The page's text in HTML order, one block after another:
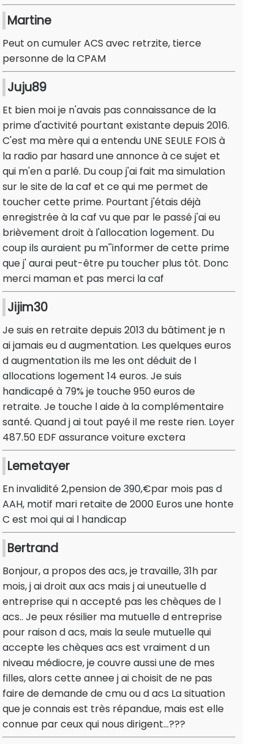
Martine
Peut on cumuler ACS avec retrzite, tierce
personne de la CPAM
Juju89
Et bien moi je n'avais pas connaissance de la
prime d'activité pourtant existante depuis 2016.
C'est ma mère qui a entendu UNE SEULE FOIS à
la radio par hasard une annonce à ce sujet et
qui m'en a parlé. Du coup j'ai fait ma simulation
sur le site de la caf et ce qui me permet de
toucher cette prime. Pourtant j'étais déjà
enregistrée à la caf vu que par le passé j'ai eu
brièvement droit à l'allocation logement. Du
coup ils auraient pu m''informer de cette prime
que j' aurai peut-être pu toucher plus tôt. Donc
merci maman et pas merci la caf
Jijim30
Je suis en retraite depuis 2013 du bâtiment je n
ai jamais eu d augmentation. Les quelques euros
d augmentation ils me les ont déduit de l
allocations logement 14 euros. Je suis
handicapé à 79% je touche 950 euros de
retraite. Je touche l aide à la complémentaire
santé. Quand j ai tout payé il me reste rien. Loyer
487.50 EDF assurance voiture exctera
Lemetayer
En invalidité 2,pension de 390,€par mois pas d
AAH, motif mari retaite de 2000 Euros une honte
C est moi qui ai l handicap
Bertrand
Bonjour, a propos des acs, je travaille, 31h par
mois, j ai droit aux acs mais j ai uneutuelle d
entreprise qui n accepté pas les chèques de l
acs.. Je peux résilier ma mutuelle d entreprise
pour raison d acs, mais la seule mutuelle qui
accepte les chèques acs est vraiment d un
niveau médiocre, je couvre aussi une de mes
filles, alors cette annee j ai choisit de ne pas
faire de demande de cmu ou d acs La situation
que je connais est très répandue, mais est elle
connue par ceux qui nous dirigent...???